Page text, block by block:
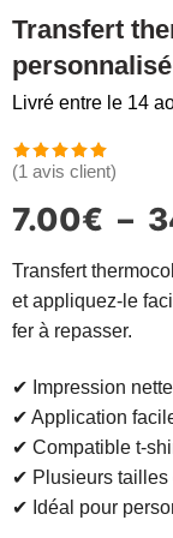
Transfert
personnalisé
Livré entre le 14
Noté5.00
sur 5 basé
sur
1
notation
client
(1 avis client)
7.00€ –
Transfert
et appliquez-le
fer à repasser.
✔ Impression
✔ Application
✔ Compatible t-
✔ Plusieurs
✔ Idéal pour